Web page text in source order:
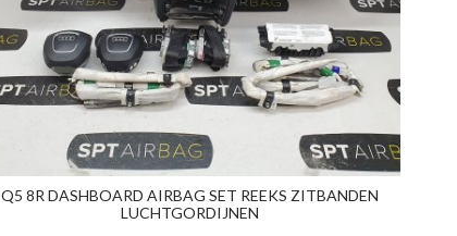
Q5 8R DASHBOARD AIRBAG SET REEKS ZITBANDEN
LUCHTGORDIJNEN